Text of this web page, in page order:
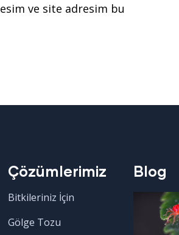
ve site adresim bu
Çözümlerimiz
Bitkileriniz İçin
Gölge Tozu
Blog